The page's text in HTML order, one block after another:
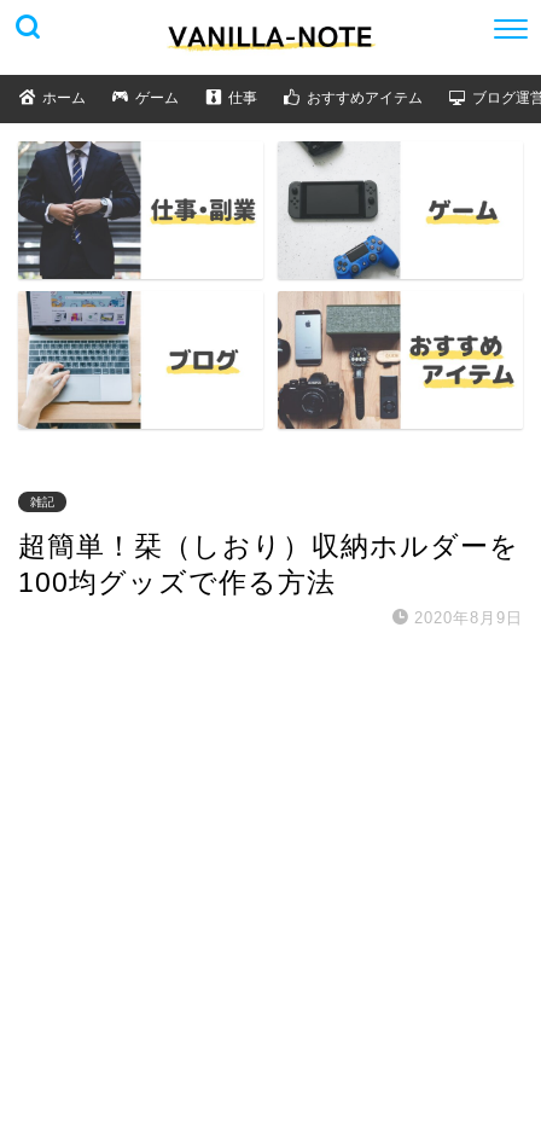
ホーム ゲーム 仕事 おすすめアイテム ブログ運
雑記
超簡単！栞（しおり）収納ホルダーを
100均グッズで作る方法
2020年8月9日